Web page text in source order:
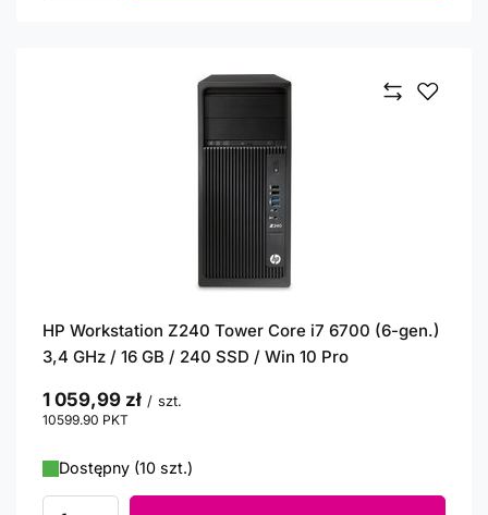
HP Workstation Z240 Tower Core i7 6700 (6-gen.)
3,4 GHz / 16 GB / 240 SSD / Win 10 Pro
1 059,99 zł / szt.
10599.90 PKT
Dostępny (10 szt.)